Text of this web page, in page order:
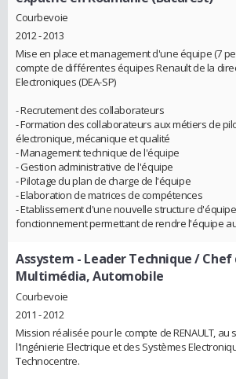
Courbevoie
2012 - 2013
Mise en place et management d'une équipe (7
compte de différentes équipes Renault de la
Electroniques (DEA-SP)
- Recrutement des collaborateurs
- Formation des collaborateurs aux métiers de
électronique, mécanique et qualité
- Management technique de l'équipe
- Gestion administrative de l'équipe
- Pilotage du plan de charge de l'équipe
- Elaboration de matrices de compétences
- Etablissement d'une nouvelle structure
fonctionnement permettant de rendre l'équipe
Assystem - Leader Technique /
Multimédia, Automobile
Courbevoie
2011 - 2012
Mission réalisée pour le compte de RENAULT, au
l'Ingénierie Electrique et des Systèmes
Technocentre.